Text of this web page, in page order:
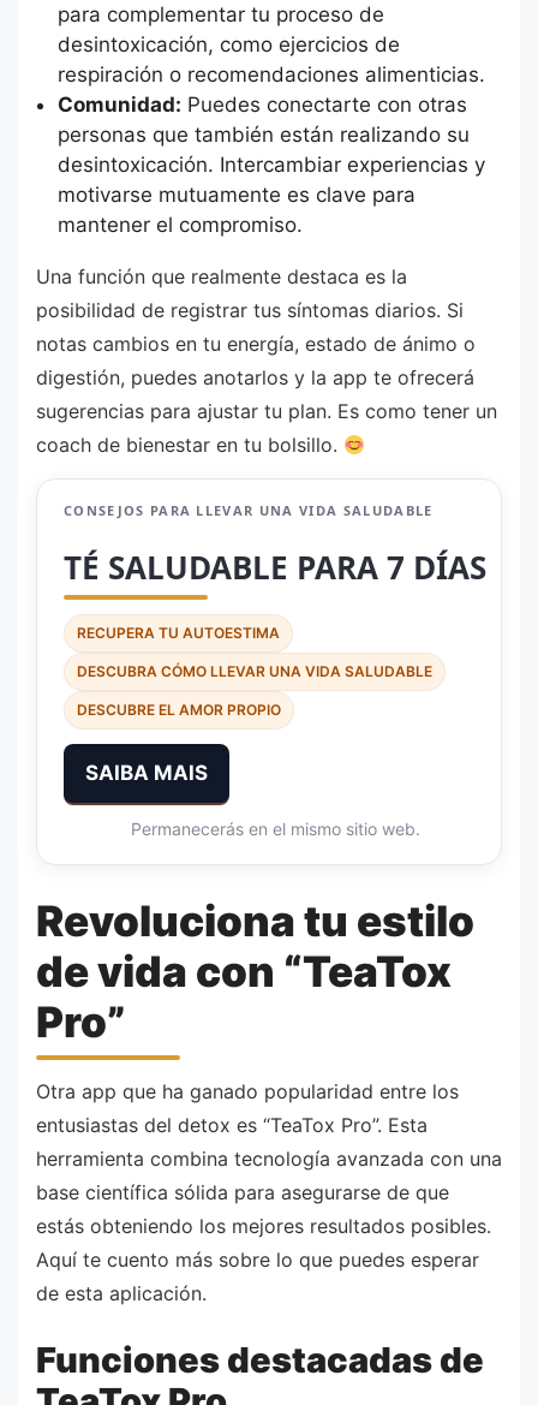
para complementar tu proceso de
desintoxicación, como ejercicios de
respiración o recomendaciones alimenticias.
Comunidad: Puedes conectarte con otras
personas que también están realizando su
desintoxicación. Intercambiar experiencias y
motivarse mutuamente es clave para
mantener el compromiso.
Una función que realmente destaca es la
posibilidad de registrar tus síntomas diarios. Si
notas cambios en tu energía, estado de ánimo o
digestión, puedes anotarlos y la app te ofrecerá
sugerencias para ajustar tu plan. Es como tener un
coach de bienestar en tu bolsillo.
CONSEJOS PARA LLEVAR UNA VIDA SALUDABLE
TÉ SALUDABLE PARA 7 DÍAS
RECUPERA TU AUTOESTIMA
DESCUBRA CÓMO LLEVAR UNA VIDA SALUDABLE
DESCUBRE EL AMOR PROPIO
SAIBA MAIS
Permanecerás en el mismo sitio web.
Revoluciona tu estilo
de vida con “TeaTox
Pro”
Otra app que ha ganado popularidad entre los
entusiastas del detox es “TeaTox Pro”. Esta
herramienta combina tecnología avanzada con una
base científica sólida para asegurarse de que
estás obteniendo los mejores resultados posibles.
Aquí te cuento más sobre lo que puedes esperar
de esta aplicación.
Funciones destacadas de